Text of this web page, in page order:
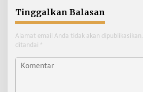
Tinggalkan Balasan
Alamat email Anda tidak akan dipublikasikan.
ditandai *